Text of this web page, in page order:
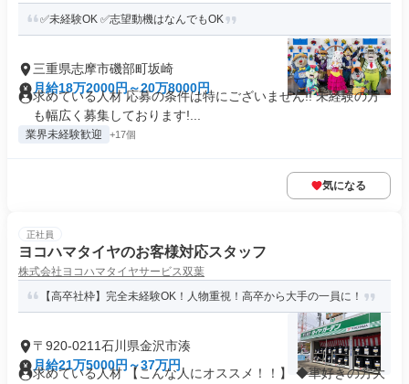
✅未経験OK ✅志望動機はなんでもOK
三重県志摩市磯部町坂崎
月給18万2000円～20万8000円
求めている人材 応募の条件は特にございません!! 未経験の方
も幅広く募集しております!...
業界未経験歓迎 +17個
気になる
正社員
ヨコハマタイヤのお客様対応スタッフ
株式会社ヨコハマタイヤサービス双葉
【高卒社枠】完全未経験OK！人物重視！高卒から大手の一員に！
〒920-0211石川県金沢市湊
月給21万5000円～37万円
求めている人材 【こんな人にオススメ！！】 ◆車好きの方大